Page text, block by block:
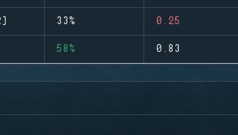
33% 0.25
58% 0.83